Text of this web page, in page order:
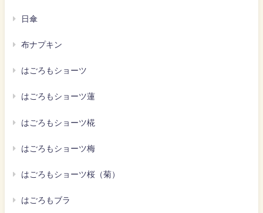
日傘
布ナプキン
はごろもショーツ
はごろもショーツ蓮
はごろもショーツ椛
はごろもショーツ梅
はごろもショーツ桜（菊）
はごろもブラ